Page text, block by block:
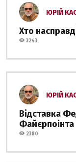
ЮРІЙ
Хто
3243
ЮРІЙ
Відставка
Файєрпоінта
2380